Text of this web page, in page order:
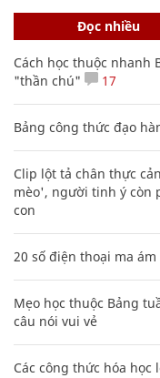
Đọc nhiều
Cách học thuộc nhanh
"thần chú"
17
Bảng công thức đạo
Clip lột tả chân thực
mèo', người tinh ý còn
con
20 số điện thoại ma
Mẹo học thuộc Bảng
câu nói vui vẻ
Các công thức hóa